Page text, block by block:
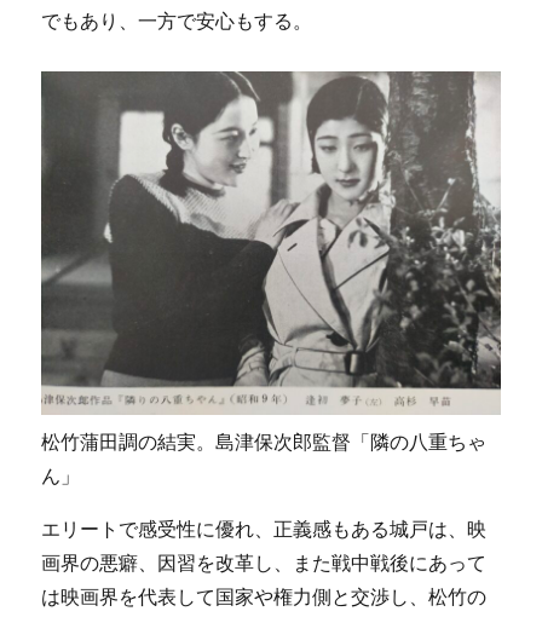
でもあり、一方で安心もする。
松竹蒲田調の結実。島津保次郎監督「隣の八重ちゃ
ん」
エリートで感受性に優れ、正義感もある城戸は、映
画界の悪癖、因習を改革し、また戦中戦後にあって
は映画界を代表して国家や権力側と交渉し、松竹の